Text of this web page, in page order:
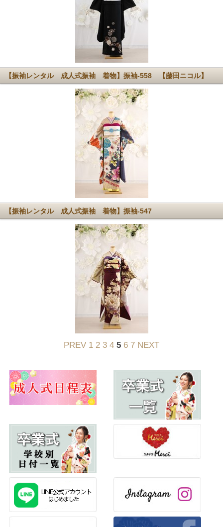
【振袖レンタル 成人式振袖 着物】振袖-558 【藤田ニコル】
【振袖レンタル 成人式振袖 着物】振袖-547
PREV 1 2 3 4 5 6 7 NEXT